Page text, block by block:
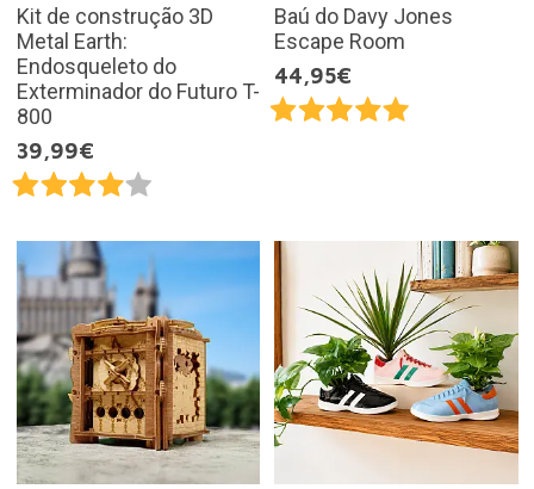
Kit de construção 3D
Metal Earth:
Endosqueleto do
Exterminador do Futuro T-
800
39,99€
Baú do Davy Jones
Escape Room
44,95€